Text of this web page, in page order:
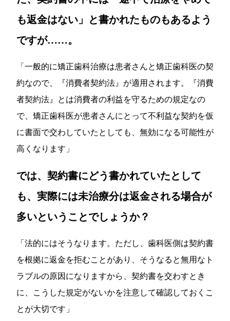
も返金はない」と書かれたものもあるよう
ですが……。
「一般的に矯正歯科治療は患者さんと矯正歯科医の契
約なので、
『消費者契約法』 が適用されます。『消費
者契約法』とは消費者の利益を守るための規定なの
で、矯正歯科医が患者さんにとって不利益な契約を仮
に書面で交わしていたとしても、無効になる可能性が
高くなります」
では、契約書にどう書かれていたとして
も、実際には未治療分は返金される場合が
多いということでしょうか？
「法的にはそうなります。ただし、歯科医側は契約書
を根拠に返金を拒むことがあり、そうなると無用なト
ラブルの原因になりますから、契約書を交わすとき
に、こうした規定がないかを注意して確認しておくこ
とが大切です」